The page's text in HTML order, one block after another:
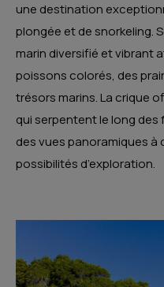
une destination
plongée et de snorkeling.
marin diversifié et vibrant
poissons colorés, des
trésors marins. La crique
qui serpentent le long
des vues panoramiques
possibilités d’exploration.